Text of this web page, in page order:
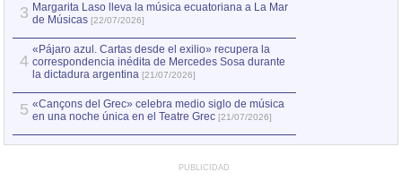
3 Margarita Laso lleva la música ecuatoriana a La Mar
de Músicas [22/07/2026]
4
«Pájaro azul. Cartas desde el exilio» recupera la
correspondencia inédita de Mercedes Sosa durante
la dictadura argentina [21/07/2026]
5 «Cançons del Grec» celebra medio siglo de música
en una noche única en el Teatre Grec [21/07/2026]
PUBLICIDAD